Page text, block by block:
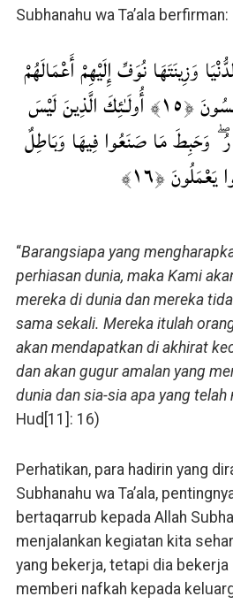
Subhanahu wa Ta’ala berfirman:
وَزِينَتَهَا نُوَفِّ إِلَيْهِمْ أَعْمَالَهُمْ
فِيهَا وَهُمْ فِيهَا لَا يُبْخَسُونَ ﴿١٥﴾ أُولَـٰئِكَ الَّذِينَ لَيْسَ
وَحَبِطَ مَا صَنَعُوا فِيهَا وَبَاطِلٌ
يَعْمَلُونَ ﴿١٦﴾
“Barangsiapa yang
perhiasan dunia, maka Kami
mereka di dunia dan mereka
sama sekali. Mereka itulah
akan mendapatkan di akhirat
dan akan gugur amalan yang
dunia dan sia-sia apa yang telah
Hud[11]: 16)
Perhatikan, para hadirin yang
Subhanahu wa Ta’ala,
bertaqarrub kepada Allah
menjalankan kegiatan kita
yang bekerja, tetapi dia
memberi nafkah kepada